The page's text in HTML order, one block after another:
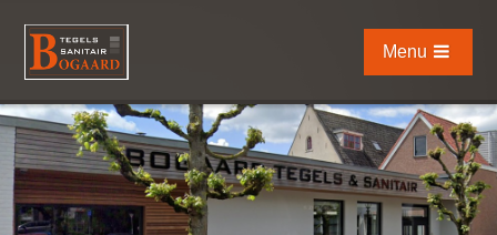
links
Jump
to
the
main
content
Jump
Menu